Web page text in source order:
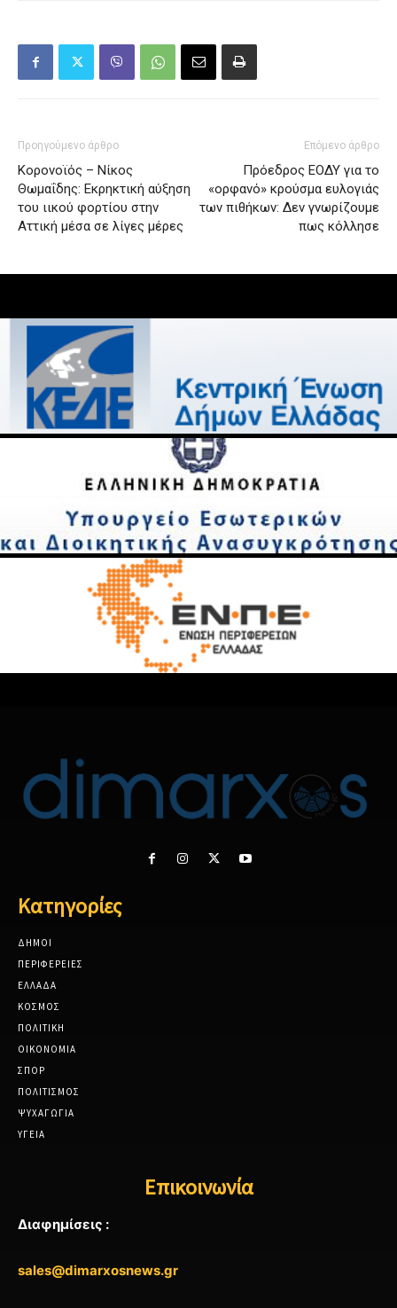
Προηγούμενο άρθρο
Κορονοϊός – Νίκος
Θωμαΐδης: Εκρηκτική αύξηση
του ιικού φορτίου στην
Αττική μέσα σε λίγες μέρες
Επόμενο άρθρο
Πρόεδρος ΕΟΔΥ για το
«ορφανό» κρούσμα ευλογιάς
των πιθήκων: Δεν γνωρίζουμε
πως κόλλησε
Κατηγορίες
ΔΗΜΟΙ
ΠΕΡΙΦΕΡΕΙΕΣ
ΕΛΛΑΔΑ
ΚΟΣΜΟΣ
ΠΟΛΙΤΙΚΗ
ΟΙΚΟΝΟΜΙΑ
ΣΠΟΡ
ΠΟΛΙΤΙΣΜΟΣ
ΨΥΧΑΓΩΓΙΑ
ΥΓΕΙΑ
Επικοινωνία
Διαφημίσεις :
sales@dimarxosnews.gr